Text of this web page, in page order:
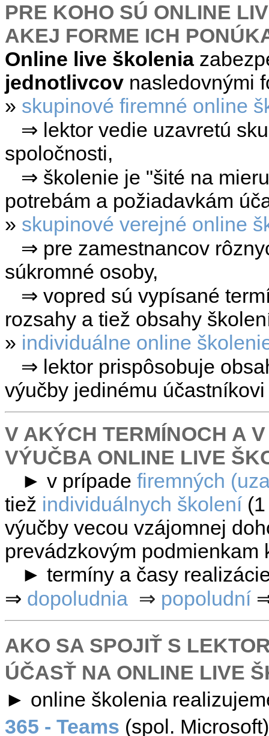
PRE KOHO SÚ ONLINE
AKEJ FORME ICH
Online live školenia
jednotlivcov nasledovnými
» skupinové firemné online
⇒ lektor vedie uzavretú
spoločnosti,
⇒ školenie je "šité na
potrebám a požiadavkám
» skupinové verejné online
⇒ pre zamestnancov
súkromné osoby,
⇒ vopred sú vypísané
rozsahy a tiež obsahy
» individuálne online
⇒ lektor prispôsobuje
výučby jedinému
V AKÝCH TERMÍNOCH A
VÝUČBA ONLINE LIVE
► v prípade firemných
tiež individuálnych školení
výučby vecou vzájomnej
prevádzkovým podmienkam
► termíny a časy
⇒ dopoludnia ⇒ popoludní
AKO SA SPOJIŤ S
ÚČASŤ NA ONLINE LIVE
► online školenia
365 - Teams (spol. Microsoft)